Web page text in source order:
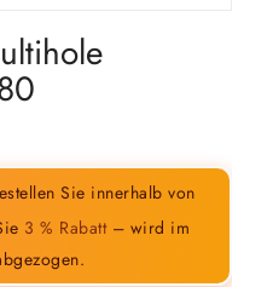
Sie innerhalb von
3 % Rabatt– wird im